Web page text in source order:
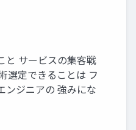
と サービスの集客戦
選定できることは フ
ンジニアの 強みにな